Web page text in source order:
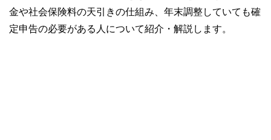
金や社会保険料の天引きの仕組み、年末調整していても確
定申告の必要がある人について紹介・解説します。